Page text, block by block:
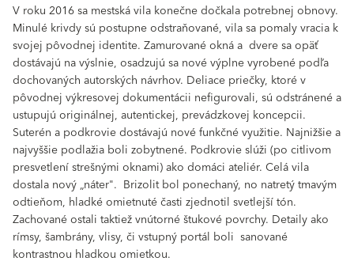
V roku 2016 sa mestská vila konečne dočkala potrebnej obnovy.
Minulé krivdy sú postupne odstraňované, vila sa pomaly vracia k
svojej pôvodnej identite. Zamurované okná a dvere sa opäť
dostávajú na výslnie, osadzujú sa nové výplne vyrobené podľa
dochovaných autorských návrhov. Deliace priečky, ktoré v
pôvodnej výkresovej dokumentácii nefigurovali, sú odstránené a
ustupujú originálnej, autentickej, prevádzkovej koncepcii.
Suterén a podkrovie dostávajú nové funkčné využitie. Najnižšie a
najvyššie podlažia boli zobytnené. Podkrovie slúži (po citlivom
presvetlení strešnými oknami) ako domáci ateliér. Celá vila
dostala nový „náter". Brizolit bol ponechaný, no natretý tmavým
odtieňom, hladké omietnuté časti zjednotil svetlejší tón.
Zachované ostali taktiež vnútorné štukové povrchy. Detaily ako
rímsy, šambrány, vlisy, či vstupný portál boli sanované
kontrastnou hladkou omietkou.